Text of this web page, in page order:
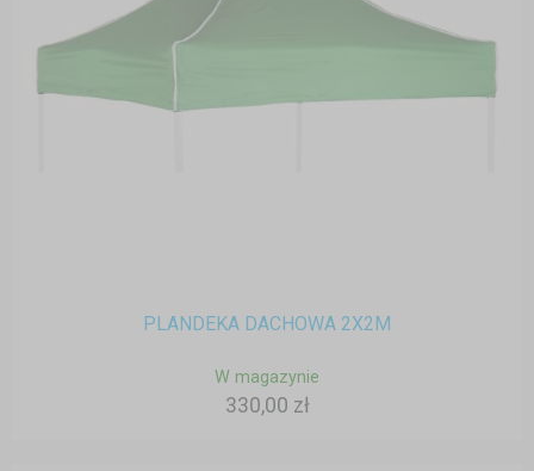
PLANDEKA DACHOWA 2X2M
W magazynie
330,00 zł